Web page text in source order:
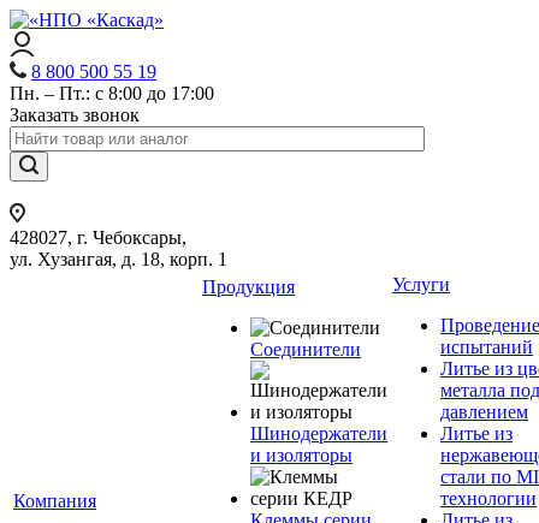
8 800 500 55 19
Пн. – Пт.: с 8:00 до 17:00
Заказать звонок
428027, г. Чебоксары,
ул. Хузангая, д. 18, корп. 1
Компания
Продукция
Соединители
Шинодержатели
и изоляторы
Услуги
Проведение
испытаний
Литье из
металла под
давлением
Литье из
стали по
технологии